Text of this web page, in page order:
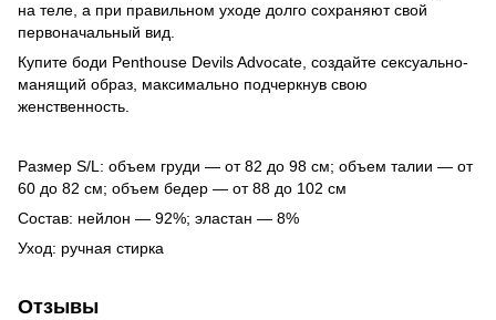
на теле, а при правильном уходе долго сохраняют свой
первоначальный вид.
Купите боди Penthouse Devils Advocate, создайте сексуально-
манящий образ, максимально подчеркнув свою
женственность.
Размер S/L: объем груди — от 82 до 98 см; объем талии — от
60 до 82 см; объем бедер — от 88 до 102 см
Состав: нейлон — 92%; эластан — 8%
Уход: ручная стирка
Отзывы